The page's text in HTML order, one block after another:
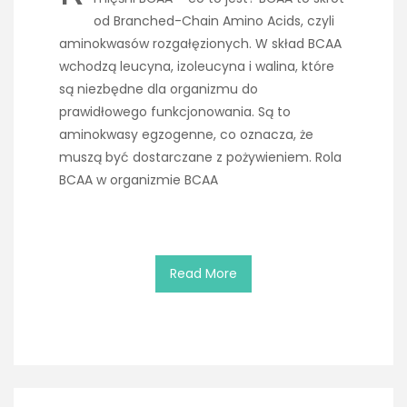
od Branched-Chain Amino Acids, czyli
aminokwasów rozgałęzionych. W skład BCAA
wchodzą leucyna, izoleucyna i walina, które
są niezbędne dla organizmu do
prawidłowego funkcjonowania. Są to
aminokwasy egzogenne, co oznacza, że
muszą być dostarczane z pożywieniem. Rola
BCAA w organizmie BCAA
Read More